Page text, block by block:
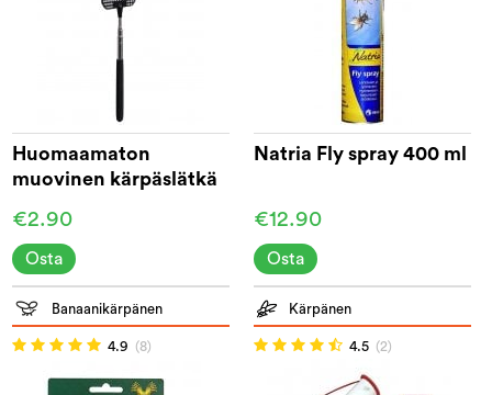
Huomaamaton
muovinen kärpäslätkä
€2.90
Osta
Natria Fly spray 400 ml
€12.90
Osta
Banaanikärpänen
4.9 (8)
Kärpänen
4.5 (2)